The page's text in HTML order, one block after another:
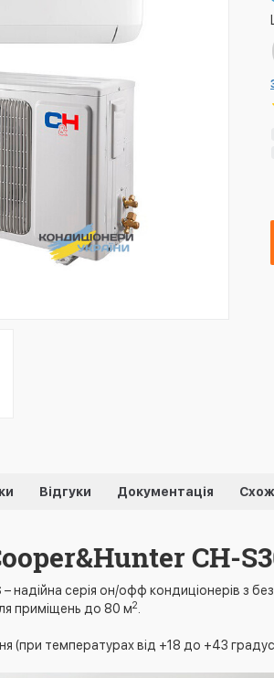
Відгуки Документація
CH-
– надійна серія он/офф кондиціонерів з
приміщень до 80 м2
температурах від +18 до +43